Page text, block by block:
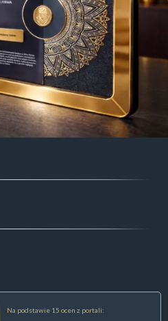
Na podstawie 15 ocen z portali: